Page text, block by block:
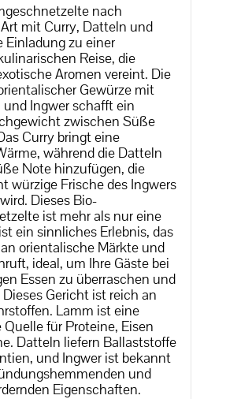
nach
mit Curry, Datteln und
Einladung zu einer
Reise, die
Aromen vereint. Die
Gewürze mit
Ingwer schafft ein
zwischen Süße
Curry bringt eine
während die Datteln
Note hinzufügen, die
würzige Frische des Ingwers
Dieses Bio-
ist mehr als nur eine
ein sinnliches Erlebnis, das
orientalische Märkte und
ideal, um Ihre Gäste bei
Essen zu überraschen und
Gericht ist reich an
Lamm ist eine
Quelle für Proteine, Eisen
Datteln liefern Ballaststoffe
und Ingwer ist bekannt
und
Eigenschaften.